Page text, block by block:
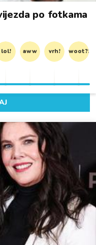
po fotkama
lol! aww vrh! woot?!